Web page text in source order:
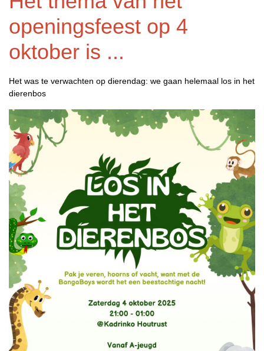
openingsfeest op 4
oktober is ...
Het was te verwachten op dierendag: we gaan helemaal los in het
dierenbos